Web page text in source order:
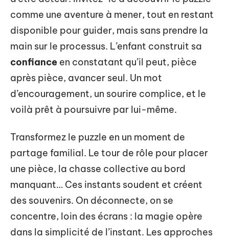
comme une aventure à mener, tout en restant
disponible pour guider, mais sans prendre la
main sur le processus. L’enfant construit sa
confiance en constatant qu’il peut, pièce
après pièce, avancer seul. Un mot
d’encouragement, un sourire complice, et le
voilà prêt à poursuivre par lui-même.
Transformez le puzzle en un moment de
partage familial. Le tour de rôle pour placer
une pièce, la chasse collective au bord
manquant… Ces instants soudent et créent
des souvenirs. On déconnecte, on se
concentre, loin des écrans : la magie opère
dans la simplicité de l’instant. Les approches